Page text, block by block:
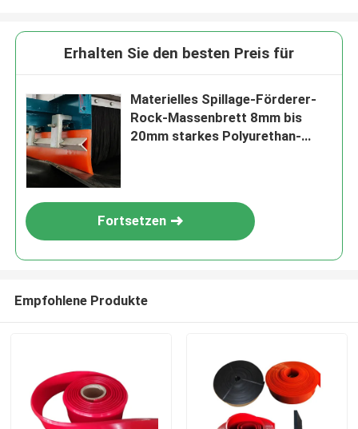
Erhalten Sie den besten Preis für
Materielles Spillage-Förderer-
Rock-Massenbrett 8mm bis
20mm starkes Polyurethan-
Fortsetzen
Empfohlene Produkte